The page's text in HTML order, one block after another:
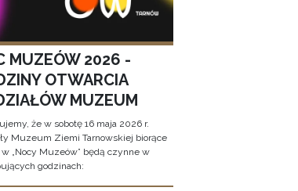
MUZEÓW 2026 -
OTWARCIA
MUZEUM
że w sobotę 16 maja 2026 r.
Muzeum Ziemi Tarnowskiej biorące
w „Nocy Muzeów” będą czynne w
godzinach: